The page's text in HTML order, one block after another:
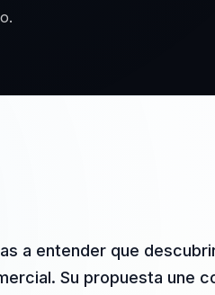
a entender que
Su propuesta une